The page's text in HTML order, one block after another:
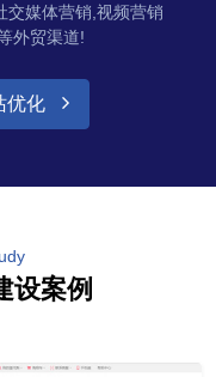
交媒体营销,视频营销
外贸渠道!
优化
设案例